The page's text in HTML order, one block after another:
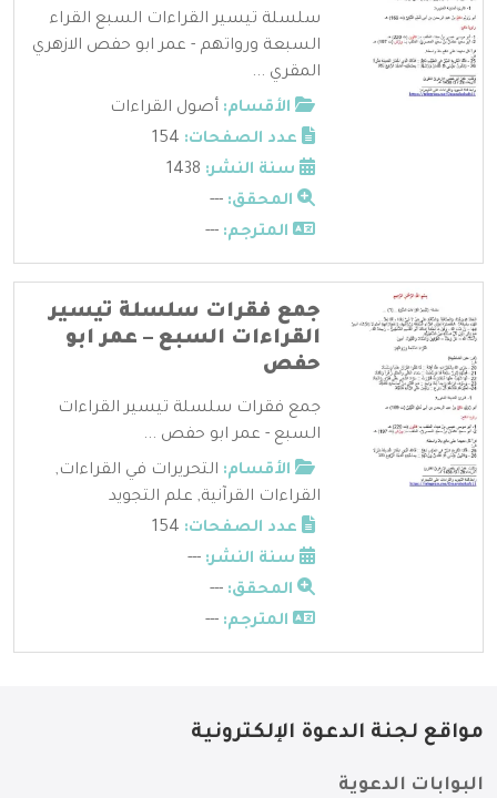
سلسلة تيسير القراءات السبع القراء
السبعة ورواتهم - عمر ابو حفص الازهري
المقري ...
الأقسام: أصول القراءات
عدد الصفحات:
سنة النشر:
المحقق: ---
المترجم: ---
جمع فقرات سلسلة تيسير
القراءات السبع – عمر ابو
حفص
جمع فقرات سلسلة تيسير القراءات
السبع - عمر ابو حفص ...
الأقسام: التحريرات في القراءات,
القراءات القرآنية, علم التجويد
عدد الصفحات:
سنة النشر: ---
المحقق: ---
المترجم: ---
مواقع لجنة الدعوة الإلكترونية
البوابات الدعوية